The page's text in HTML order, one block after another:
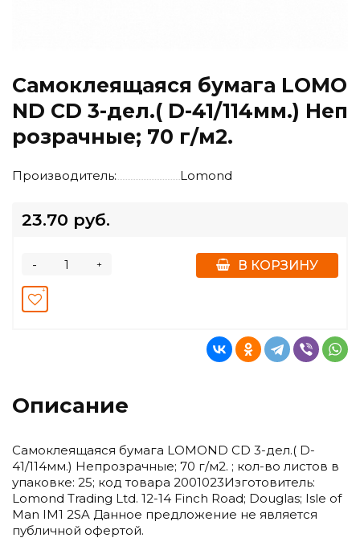
Самоклеящаяся бумага LOMO
ND CD 3-дел.( D-41/114мм.) Неп
розрачные; 70 г/м2.
Производитель: Lomond
23.70 руб.
+
- В КОРЗИНУ
Описание
Самоклеящаяся бумага LOMOND CD 3-дел.( D-
41/114мм.) Непрозрачные; 70 г/м2. ; кол-во листов в
упаковке: 25; код товара 2001023Изготовитель:
Lomond Trading Ltd. 12-14 Finch Road; Douglas; Isle of
Man IM1 2SA Данное предложение не является
публичной офертой.